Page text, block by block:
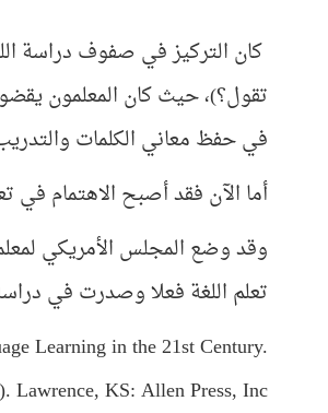
كان التركيز في صفوف دراسة
تقول؟)، حيث كان المعلمون
في حفظ معاني الكلمات
أما الآن فقد أصبح الاهتمام في
وقد وضع المجلس الأمريكي
تعلم اللغة فعلا وصدرت في
Learning in the 21st Century.
Lawrence, KS: Allen Press, Inc.